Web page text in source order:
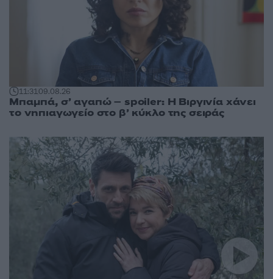
11:3109.08.26
Μπαμπά, σ’ αγαπώ – spoiler: Η Βιργινία χάνει
το νηπιαγωγείο στο β’ κύκλο της σειράς